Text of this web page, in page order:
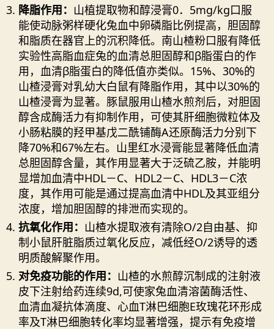
降脂作用： 山植提取物和醇浸膏0．5mg/kg口服
能使动脉粥样硬化兔血中卵磷脂比例提高，胆固醇
和脂质在器官上的沉积降低。南山楂粉口服有降低
实验性高脂血症兔的血清总胆固醇和β脂蛋白的作
用，血清β脂蛋白的降低值亦类似。15%、30%的
山楂浸膏对乳幼大白鼠有降脂作用，其中以30%的
山楂浸膏为显著。豚鼠服用山楂水煎剂后，对胆固
醇含成酶活力有抑制作用，可使其肝细胞微粒体及
小肠粘膜的羟甲基戊二酰铺酶A还原酶活力分别下
降70%和67%左右。山里红水浸膏能显著降低血清
总胆固醇含量，其作用显著大于泛硫乙胺，并能明
显增加血清中HDL－C、HDL2－C、HDL3－C浓
度，其作用可能是通过提高血清中HDL及其亚组分
浓度，增加胆固醇的排泄而实现的。
抗氧化作用： 山楂水提取液有清除O/2自由基、抑
制小鼠肝脏脂质过氧化反应，减低经O/2诱导的透
明质酸解聚作用。
对免疫功能的作用： 山楂的水煎醇沉制成的注射液
皮下注射给药连续9d,可使家兔血清溶菌酶活性、
血清血凝抗体滴度、心血T淋巴细胞E玫瑰花环形成
率及T淋巴细胞转化率均显著增强，提示有免疫增